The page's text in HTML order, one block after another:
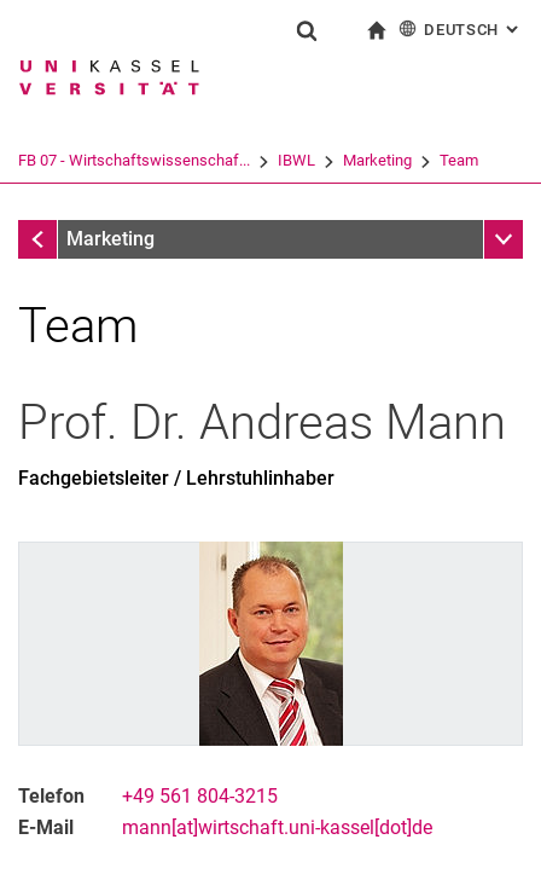
Springe direkt zu: Inhalt
Springe direkt zu: Suche
Springe direkt zu:
Suchbegriff
Suchen (öffnet externen Link in einem
DEUTSCH :
FB 07 - Wirtschaftswissenschaf... IBWL Marketing Team
Marketing
Marketing
Team
Prof. Dr. Andreas Mann
Fachgebietsleiter / Lehrstuhlinhaber
Telefon
+49 561 804-3215
E-Mail
mann[at]wirtschaft.uni-kassel[dot]de